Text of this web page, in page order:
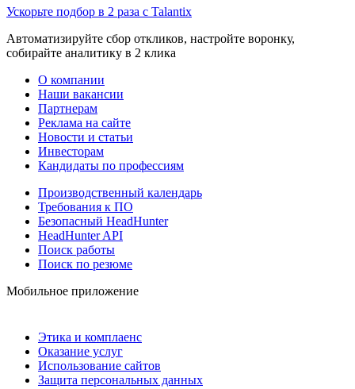
Ускорьте подбор в 2 раза с Talantix
Автоматизируйте сбор откликов, настройте воронку,
собирайте аналитику в 2 клика
О компании
Наши вакансии
Партнерам
Реклама на сайте
Новости и статьи
Инвесторам
Кандидаты по профессиям
Производственный календарь
Требования к ПО
Безопасный HeadHunter
HeadHunter API
Поиск работы
Поиск по резюме
Мобильное приложение
Этика и комплаенс
Оказание услуг
Использование сайтов
Защита персональных данных